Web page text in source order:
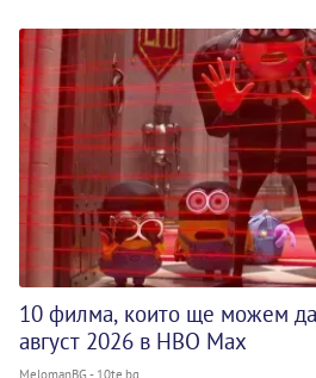
10 филма, които ще можем
август 2026 в HBO Max